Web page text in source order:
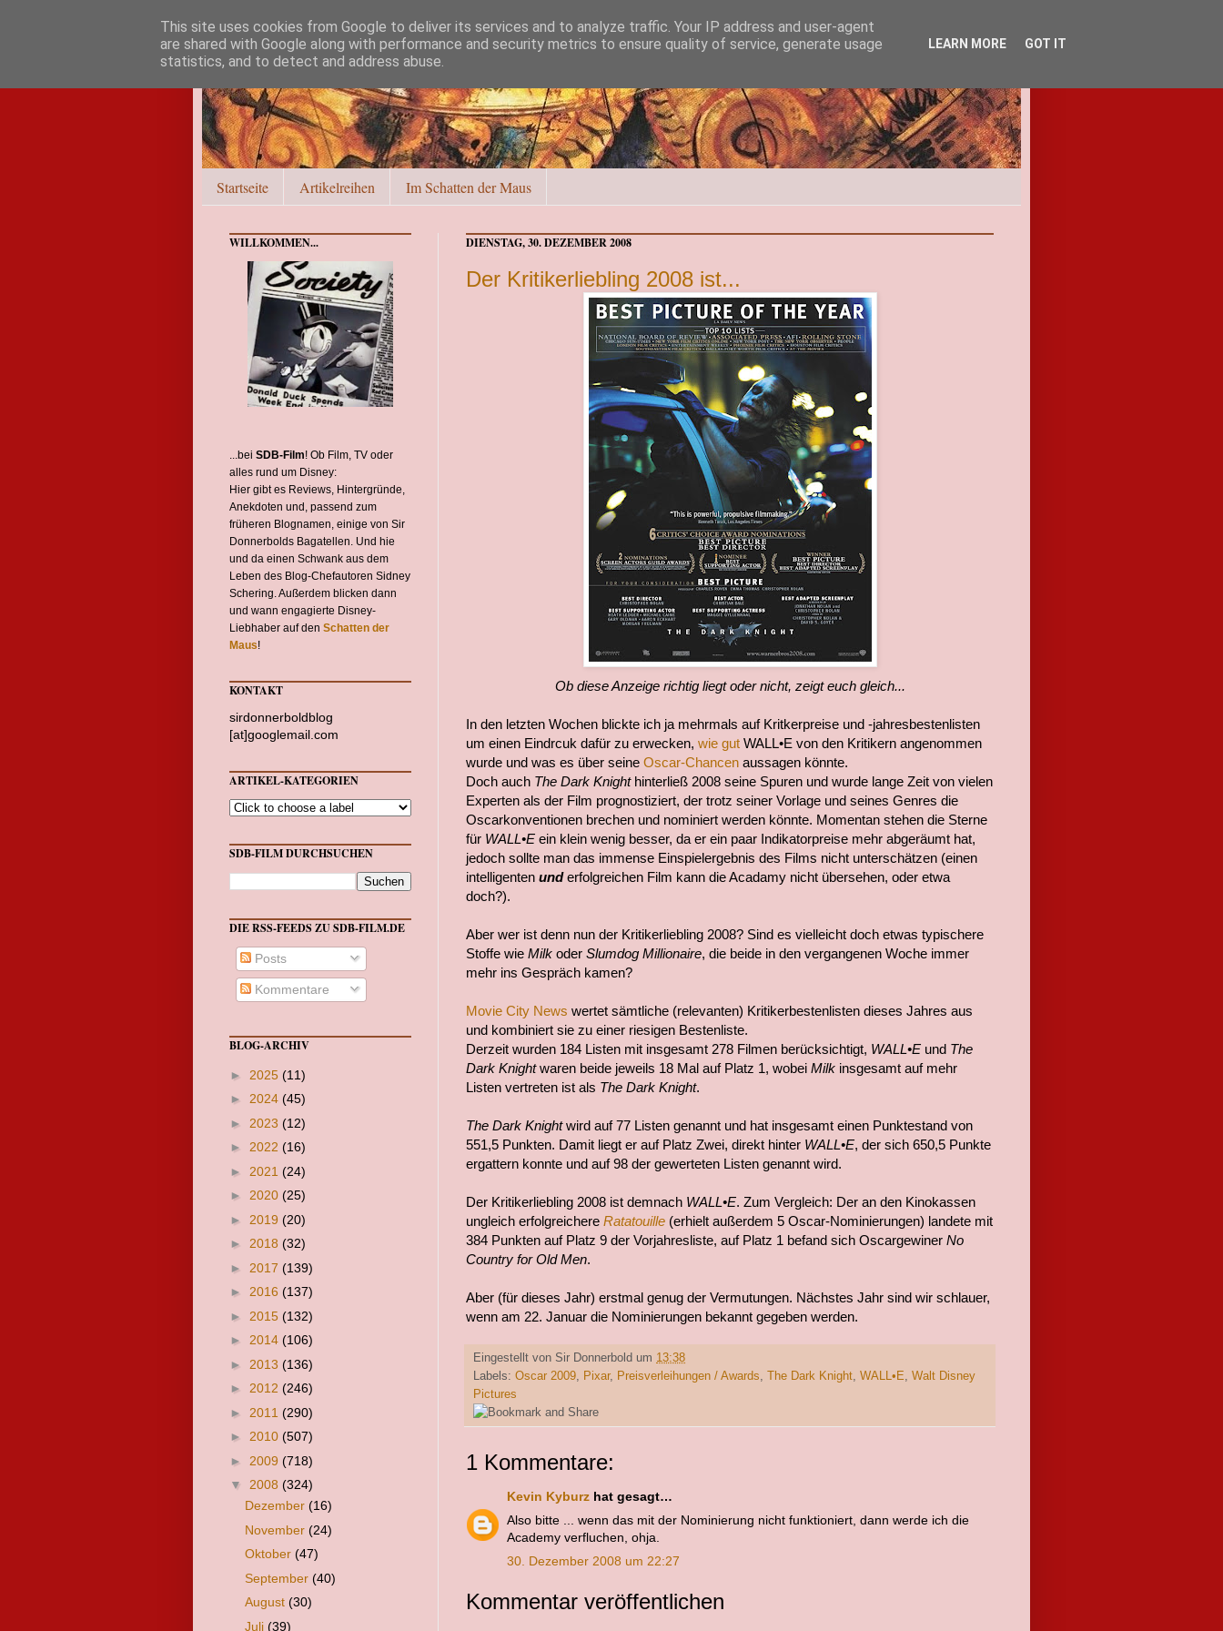
Startseite Artikelreihen Im Schatten der Maus
DIENSTAG, 30. DEZEMBER 2008
Der Kritikerliebling 2008 ist...
Ob diese Anzeige richtig liegt oder nicht, zeigt euch gleich...
In den letzten Wochen blickte ich ja mehrmals auf Kritkerpreise und -jahresbestenlisten
um einen Eindrcuk dafür zu erwecken, wie gut WALL•E von den Kritikern angenommen
wurde und was es über seine Oscar-Chancen aussagen könnte.
Doch auch The Dark Knighthinterließ 2008 seine Spuren und wurde lange Zeit von vielen
Experten als der Film prognostiziert, der trotz seiner Vorlage und seines Genres die
Oscarkonventionen brechen und nominiert werden könnte. Momentan stehen die Sterne
für WALL•E ein klein wenig besser, da er ein paar Indikatorpreise mehr abgeräumt hat,
jedoch sollte man das immense Einspielergebnis des Films nicht unterschätzen (einen
intelligenten underfolgreichen Film kann die Acadamy nicht übersehen, oder etwa
doch?).
Aber wer ist denn nun der Kritikerliebling 2008? Sind es vielleicht doch etwas typischere
Stoffe wie Milk oder Slumdog Millionaire, die beide in den vergangenen Woche immer
mehr ins Gespräch kamen?
Movie City News wertet sämtliche (relevanten) Kritikerbestenlisten dieses Jahres aus
und kombiniert sie zu einer riesigen Bestenliste.
Derzeit wurden 184 Listen mit insgesamt 278 Filmen berücksichtigt, WALL•E und The
Dark Knightwaren beide jeweils 18 Mal auf Platz 1, wobei Milk insgesamt auf mehr
Listen vertreten ist als The Dark Knight.
The Dark Knightwird auf 77 Listen genannt und hat insgesamt einen Punktestand von
551,5 Punkten. Damit liegt er auf Platz Zwei, direkt hinter WALL•E, der sich 650,5 Punkte
ergattern konnte und auf 98 der gewerteten Listen genannt wird.
Der Kritikerliebling 2008 ist demnach WALL•E. Zum Vergleich: Der an den Kinokassen
ungleich erfolgreichere Ratatouille (erhielt außerdem 5 Oscar-Nominierungen) landete mit
384 Punkten auf Platz 9 der Vorjahresliste, auf Platz 1 befand sich Oscargewiner No
Country for Old Men.
Aber (für dieses Jahr) erstmal genug der Vermutungen. Nächstes Jahr sind wir schlauer,
wenn am 22. Januar die Nominierungen bekannt gegeben werden.
Eingestellt von Sir Donnerbold um 13:38
Labels: Oscar 2009, Pixar, Preisverleihungen / Awards, The Dark Knight, WALL•E, Walt Disney
Pictures
1 Kommentare:
Kevin Kyburz hat gesagt…
Also bitte ... wenn das mit der Nominierung nicht funktioniert, dann werde ich die
Academy verfluchen, ohja.
30. Dezember 2008 um 22:27
Kommentar veröffentlichen
WILLKOMMEN...
...bei SDB-Film! Ob Film, TV oder
alles rund um Disney:
Hier gibt es Reviews, Hintergründe,
Anekdoten und, passend zum
früheren Blognamen, einige von Sir
Donnerbolds Bagatellen. Und hie
und da einen Schwank aus dem
Leben des Blog-Chefautoren Sidney
Schering. Außerdem blicken dann
und wann engagierte Disney-
Liebhaber auf den Schatten der
Maus!
KONTAKT
sirdonnerboldblog
[at]googlemail.com
ARTIKEL-KATEGORIEN
SDB-FILM DURCHSUCHEN
DIE RSS-FEEDS ZU SDB-FILM.DE
Posts
Kommentare
BLOG-ARCHIV
► 2025 (11)
► 2024 (45)
► 2023 (12)
► 2022 (16)
► 2021 (24)
► 2020 (25)
► 2019 (20)
► 2018 (32)
► 2017 (139)
► 2016 (137)
► 2015 (132)
► 2014 (106)
► 2013 (136)
► 2012 (246)
► 2011 (290)
► 2010 (507)
► 2009 (718)
▼ 2008 (324)
Dezember (16)
November (24)
Oktober (47)
September (40)
August (30)
Juli (39)
This site uses cookies from Google to deliver its services and to analyze traffic. Your IP address and user-agent
are shared with Google along with performance and security metrics to ensure quality of service, generate usage
statistics, and to detect and address abuse.
LEARN MORE GOT IT